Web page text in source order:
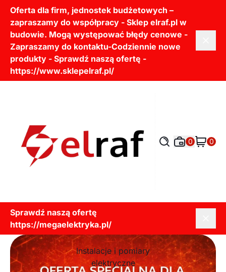
Oferta dla firm, jednostek budżetowych –
zapraszamy do współpracy - Sklep elraf.pl w
budowie. Mogą występować błędy cenowe -
Zapraszamy do kontaktu-Codziennie nowe
produkty - Sprawdź naszą ofertę -
https://www.sklepelraf.pl/
0 0
Sprawdź naszą ofertę
https://megaelektryka.pl/
Instalacje i pomiary
elektryczne